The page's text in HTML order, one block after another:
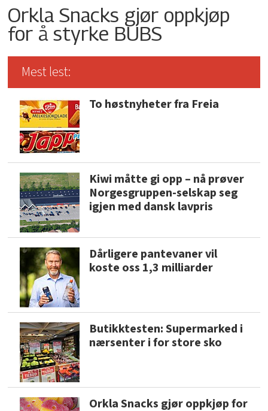
Orkla Snacks gjør oppkjøp
for å styrke BUBS
Mest lest:
To høstnyheter fra Freia
Kiwi måtte gi opp – nå prøver
Norgesgruppen-selskap seg
igjen med dansk lavpris
Dårligere pantevaner vil
koste oss 1,3 milliarder
Butikktesten: Supermarked i
nærsenter i for store sko
Orkla Snacks gjør oppkjøp for